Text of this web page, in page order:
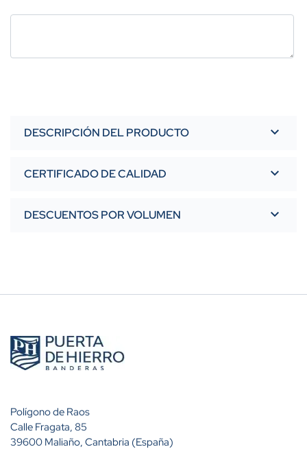
DESCRIPCIÓN DEL PRODUCTO
CERTIFICADO DE CALIDAD
DESCUENTOS POR VOLUMEN
Polígono de Raos
Calle Fragata, 85
39600 Maliaño, Cantabria (España)